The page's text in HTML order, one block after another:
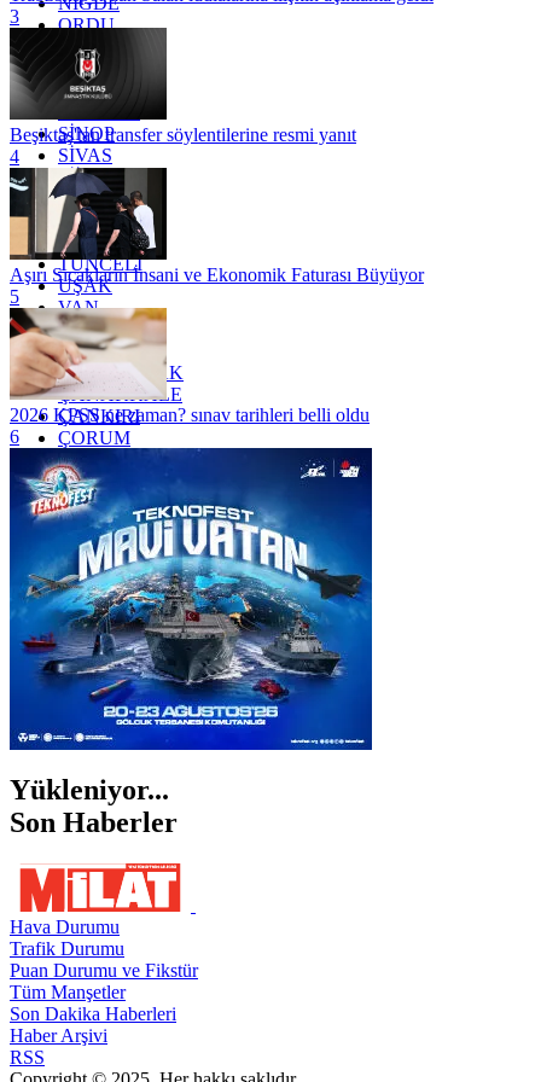
ORDU
OSMANİYE
RİZE
SAKARYA
SİNOP
SİVAS
SİİRT
TEKİRDAĞ
TOKAT
TRABZON
TUNCELİ
UŞAK
VAN
YALOVA
YOZGAT
ZONGULDAK
ÇANAKKALE
ÇANKIRI
ÇORUM
İSTANBUL
İZMİR
ŞANLIURFA
ŞIRNAK
3
Beşiktaş'tan transfer söylentilerine resmi yanıt
4
Aşırı Sıcakların İnsani ve Ekonomik Faturası Büyüyor
5
2026 KPSS ne zaman? sınav tarihleri belli oldu
6
Yükleniyor...
Son Haberler
Hava Durumu
Trafik Durumu
Puan Durumu ve Fikstür
Tüm Manşetler
Son Dakika Haberleri
Haber Arşivi
RSS